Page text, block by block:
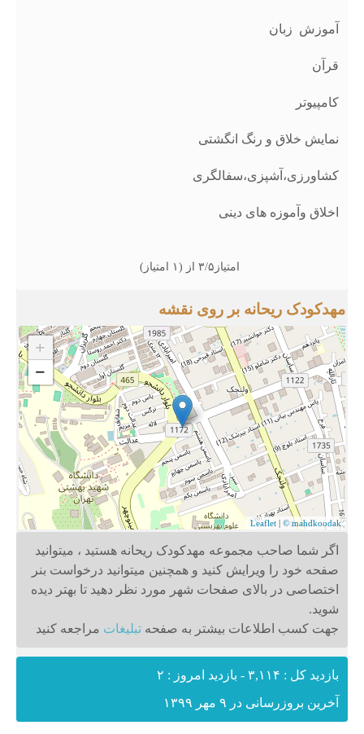
آموزش زبان
قرآن
کامپیوتر
نمایش خلاق و رنگ انگشتی
کشاورزی،آشپزی،سفالگری
اخلاق وآموزه های دینی
امتیاز۳/۵ از (۱ امتیاز)
مهدکودک ریحانه بر روی نقشه
+
−
Leaflet | © mahdkoodak
اگر شما صاحب مجموعه مهدکودک ریحانه هستید ، میتوانید
صفحه خود را ویرایش کنید و همچنین میتوانید درخواست بنر
اختصاصی در بالای صفحات شهر مورد نظر دهید تا بهتر دیده
شوید.
جهت کسب اطلاعات بیشتر به صفحه تبلیغات مراجعه کنید
بازدید کل : ۳,۱۱۴ - بازدید امروز : ۲
آخرین بروزرسانی در ۹ مهر ۱۳۹۹